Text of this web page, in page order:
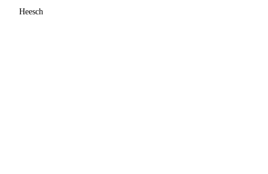
Heesch